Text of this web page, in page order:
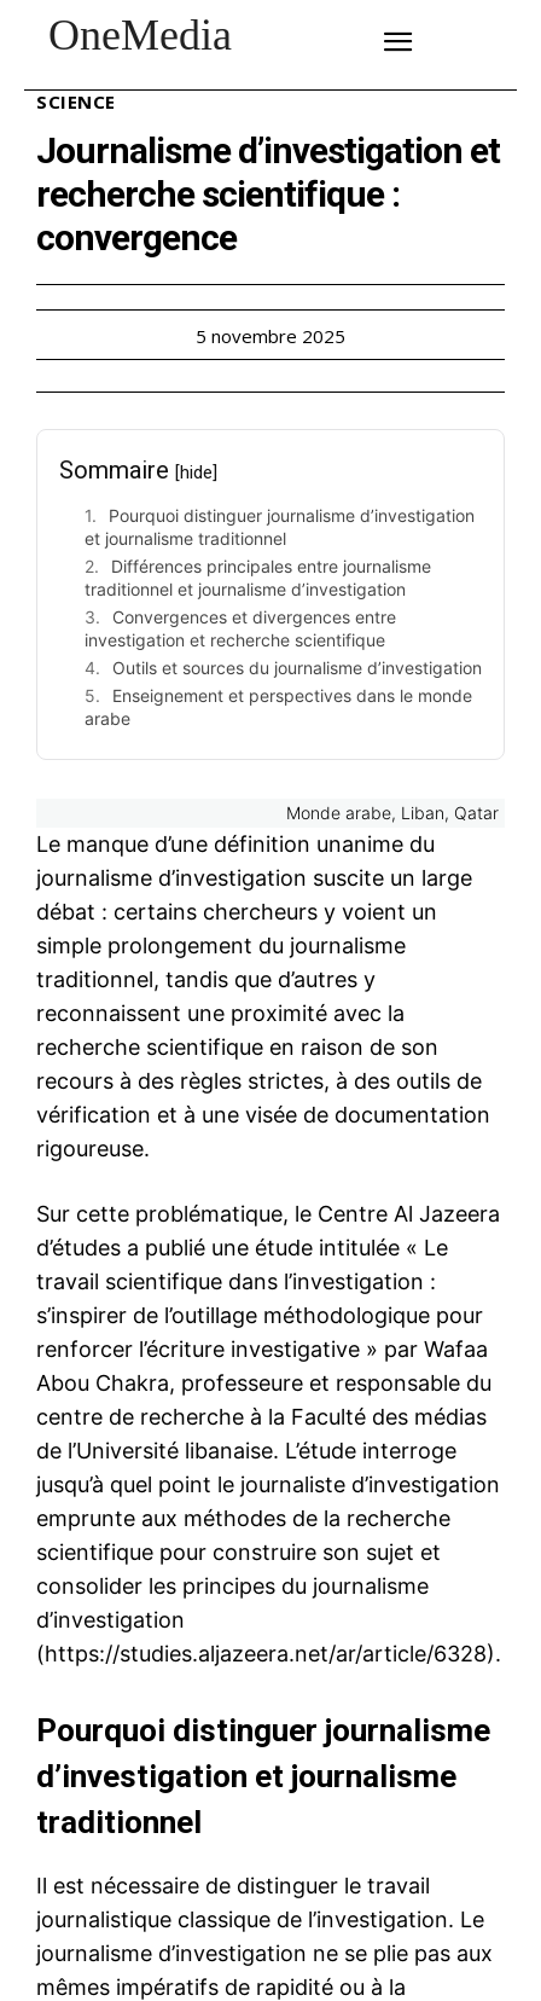
OneMedia
SCIENCE
Journalisme d’investigation et
recherche scientifique :
convergence
5 novembre 2025
Sommaire [hide]
Pourquoi distinguer journalisme d’investigation
et journalisme traditionnel
Différences principales entre journalisme
traditionnel et journalisme d’investigation
Convergences et divergences entre
investigation et recherche scientifique
Outils et sources du journalisme d’investigation
Enseignement et perspectives dans le monde
arabe
Monde arabe, Liban, Qatar
Le manque d’une définition unanime du
journalisme d’investigation suscite un large
débat : certains chercheurs y voient un
simple prolongement du journalisme
traditionnel, tandis que d’autres y
reconnaissent une proximité avec la
recherche scientifique en raison de son
recours à des règles strictes, à des outils de
vérification et à une visée de documentation
rigoureuse.
Sur cette problématique, le Centre Al Jazeera
d’études a publié une étude intitulée « Le
travail scientifique dans l’investigation :
s’inspirer de l’outillage méthodologique pour
renforcer l’écriture investigative » par Wafaa
Abou Chakra, professeure et responsable du
centre de recherche à la Faculté des médias
de l’Université libanaise. L’étude interroge
jusqu’à quel point le journaliste d’investigation
emprunte aux méthodes de la recherche
scientifique pour construire son sujet et
consolider les principes du journalisme
d’investigation
(https://studies.aljazeera.net/ar/article/6328).
Pourquoi distinguer journalisme
d’investigation et journalisme
traditionnel
Il est nécessaire de distinguer le travail
journalistique classique de l’investigation. Le
journalisme d’investigation ne se plie pas aux
mêmes impératifs de rapidité ou à la